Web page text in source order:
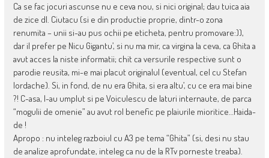
Ca se fac jocuri ascunse nu e ceva nou, si nici original; dau tuica aia
de zice dl. Ciutacu (si e din productie proprie, dintr-o zona
renumita – unii si-au pus ochii pe eticheta, pentru promovare:)),
dar il prefer pe Nicu Gigantu’, si nu ma mir, ca virgina la ceva, ca Ghita a
avut acces la niste informatii; chit ca versurile respective sunt o
parodie reusita, mi-e mai placut originalul (eventual, cel cu Stefan
Iordache). Si, in fond, de nu era Ghita, si era altu’, cu ce era mai bine
?! C-asa, l-au umplut si pe Voiculescu de laturi internaute, de parca
“mogulii de omenie” au avut rol benefic pe plaiurile mioritice…Haida-
de !
Apropo : nu inteleg razboiul cu A3 pe tema “Ghita” (si, desi nu stau
de analize aprofundate, inteleg ca nu de la RTv porneste treaba).